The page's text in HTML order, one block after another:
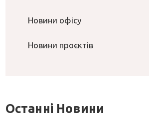
Новини офісу
Новини проєктів
Останні Новини